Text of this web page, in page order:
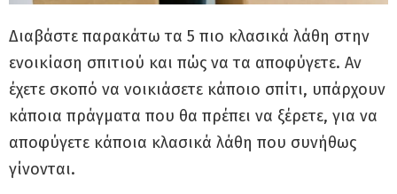
Διαβάστε παρακάτω τα 5 πιο κλασικά λάθη στην
ενοικίαση σπιτιού και πώς να τα αποφύγετε. Αν
έχετε σκοπό να νοικιάσετε κάποιο σπίτι, υπάρχουν
κάποια πράγματα που θα πρέπει να ξέρετε, για να
αποφύγετε κάποια κλασικά λάθη που συνήθως
γίνονται.